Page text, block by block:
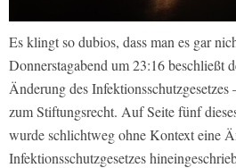
Es klingt so dubios, dass man es gar
Donnerstagabend um 23:16 beschließt
Änderung des
zum Stiftungsrecht. Auf Seite fünf
wurde schlichtweg ohne Kontext eine
Infektionsschutzgesetzes